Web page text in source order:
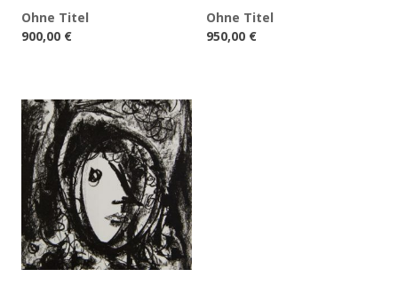
Ohne Titel
900,00 €
Ohne Titel
950,00 €